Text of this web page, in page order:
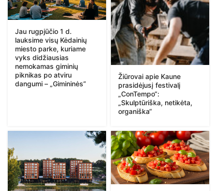
Jau rugpjūčio 1 d.
lauksime visų Kėdainių
miesto parke, kuriame
vyks didžiausias
nemokamas giminių
piknikas po atviru
dangumi – „Gimininės”
Žiūrovai apie Kaune
prasidėjusį festivalį
„ConTempo“:
„Skulptūriška, netikėta,
organiška“